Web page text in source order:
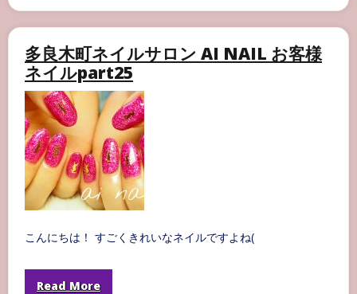
イ
ザ
イ
多良木町ネイルサロン AI NAIL お客様
ネイルpart25
こんにちは！ すごくきれいなネイルですよね(
Read More